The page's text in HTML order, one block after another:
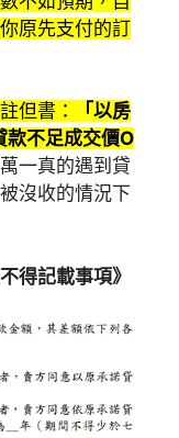
原先支付的訂
但書：
「以房
款不足成交價O
一真的遇到貸
沒收的情況下
得記載事項》